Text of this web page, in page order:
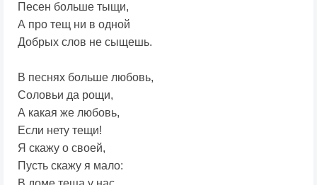
Песен больше тыщи,
А про тещ ни в одной
Добрых слов не сыщешь.
В песнях больше любовь,
Соловьи да рощи,
А какая же любовь,
Если нету тещи!
Я скажу о своей,
Пусть скажу я мало: